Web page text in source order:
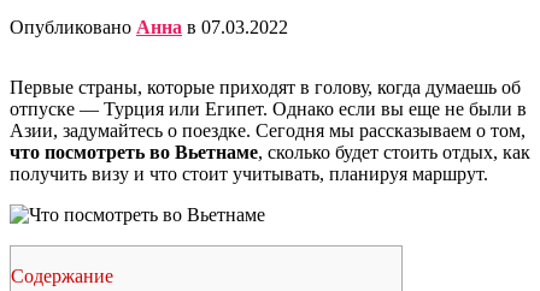
Опубликовано Анна в 07.03.2022
Первые страны, которые приходят в голову, когда думаешь об
отпуске — Турция или Египет. Однако если вы еще не были в
Азии, задумайтесь о поездке. Сегодня мы рассказываем о том,
что посмотреть во Вьетнаме, сколько будет стоить отдых, как
получить визу и что стоит учитывать, планируя маршрут.
Содержание